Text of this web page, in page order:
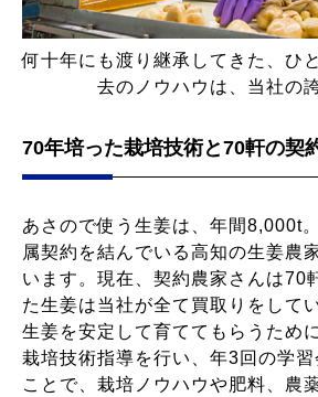
何十年にも渡り継承してきた、ひ
去のノウハウは、当社の
70年培った栽培技術と70軒の契
あさので使う生姜は、年間8,000t
属契約を結んでいる高知の生姜農
います。現在、契約農家さんは70
た生姜は当社が全て買取りをして
生姜を安定して育ててもらうため
栽培技術指導を行い、年3回の学
ことで、栽培ノウハウや肥料、農